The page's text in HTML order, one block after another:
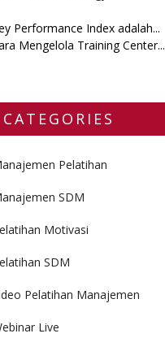
Performance Index adalah...
Mengelola Training Center...
CATEGORIES
Pelatihan
SDM
Motivasi
SDM
Pelatihan Manajemen
Live